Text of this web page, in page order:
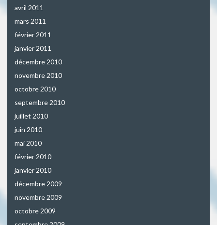
avril 2011
mars 2011
février 2011
janvier 2011
décembre 2010
novembre 2010
octobre 2010
septembre 2010
juillet 2010
juin 2010
mai 2010
février 2010
janvier 2010
décembre 2009
novembre 2009
octobre 2009